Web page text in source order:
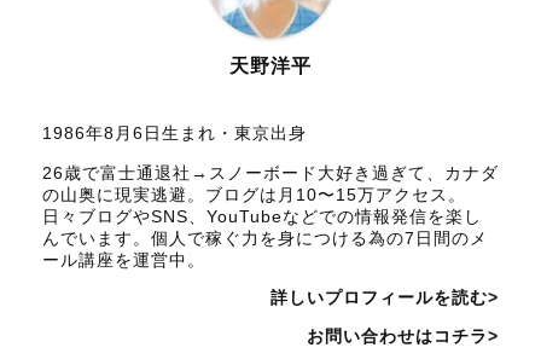
天野洋平
1986年8月6日生まれ・東京出身
26歳で富士通退社→スノーボード大好き過ぎて、カナダ
の山奥に現実逃避。ブログは月10〜15万アクセス。
日々ブログやSNS、YouTubeなどでの情報発信を楽し
んでいます。個人で稼ぐ力を身につける為の7日間のメ
ール講座を運営中。
詳しいプロフィールを読む>
お問い合わせはコチラ>